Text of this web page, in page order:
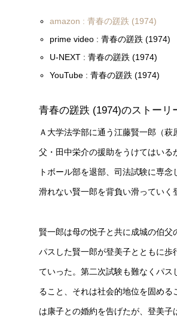
amazon : 青春の蹉跌 (1974)
prime video : 青春の蹉跌 (1974)
U-NEXT : 青春の蹉跌 (1974)
YouTube : 青春の蹉跌 (1974)
青春の蹉跌 (1974)のストーリ
Ａ大学法学部に通う江藤賢一郎（
父・田中栄介の援助をうけてはい
トボール部を退部、司法試験に専
滑れない賢一郎を背負い滑ってい
賢一郎は母の悦子と共に成城の伯
パスした賢一郎が登美子とともに
ていった。第二次試験も難なくパ
ること、それは社会的地位を固め
は康子との婚約を告げたが、登美